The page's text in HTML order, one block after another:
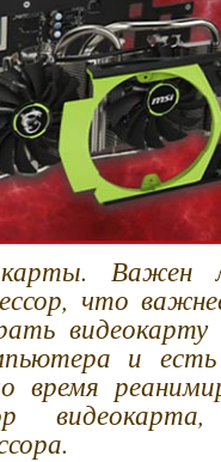
что
видеокарту
и
время